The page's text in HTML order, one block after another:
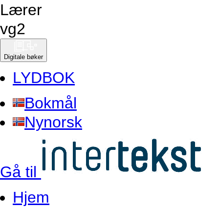
Lærer
vg2
Digitale bøker
LYDBOK
Bokmål
Nynorsk
Gå til
Hjem